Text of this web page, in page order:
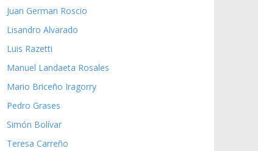
Juan German Roscio
Lisandro Alvarado
Luis Razetti
Manuel Landaeta Rosales
Mario Briceño Iragorry
Pedro Grases
Simón Bolívar
Teresa Carreño